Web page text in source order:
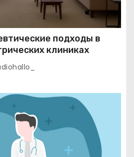
подходы в
клиниках